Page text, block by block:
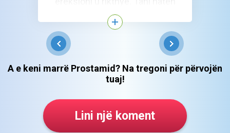
shkoj në tualet 1-2 herë (dikur
shkonte 5 herë). Edhe ndihem
mirë, 8 pikë nga 10. Shpresoj
që brenda një muaji të bëhen
10 pikë!
A e keni marrë Prostamid? Na tregoni për përvojën
tuaj!
Lini një koment